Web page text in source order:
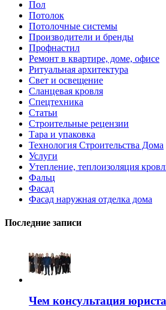
Пол
Потолок
Потолочные системы
Производители и бренды
Профнастил
Ремонт в квартире, доме, офисе
Ритуальная архитектура
Свет и освещение
Сланцевая кровля
Спецтехника
Статьи
Строительные рецензии
Тара и упаковка
Технология Строительства Дома
Услуги
Утепление, теплоизоляция
Фальц
Фасад
Фасад наружная отделка дома
Последние записи
Чем консультация юриста